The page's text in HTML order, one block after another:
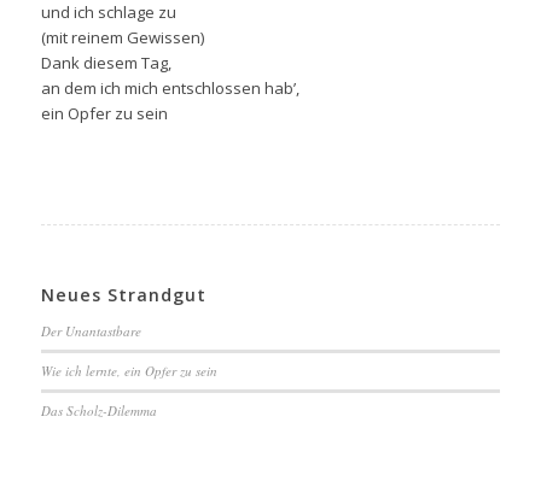
und ich schlage zu
(mit reinem Gewissen)
Dank diesem Tag,
an dem ich mich entschlossen hab’,
ein Opfer zu sein
Neues Strandgut
Der Unantastbare
Wie ich lernte, ein Opfer zu sein
Das Scholz-Dilemma